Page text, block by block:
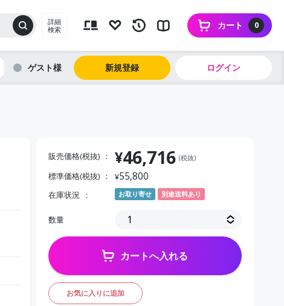
詳細
検索
0
カート
ゲスト 新規登録 ログイン
販売価格(税抜) ¥46,716 (税抜)
標準価格(税抜) ¥55,800
在庫状況 お取り寄せ 別途送料あり
数量
カートへ入れる
お気に入りに追加